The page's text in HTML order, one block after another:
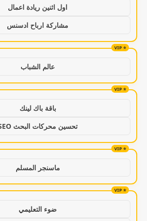
اول اثنين ريادة اعمال
مشاركة ارباح ادسنس
عالم الشباب
باقة باك لينك
تحسين محركات البحث SEO
ماسنجر المسلم
ضوء التعليمي